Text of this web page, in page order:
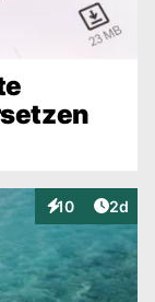
10
Interaktionen
2d